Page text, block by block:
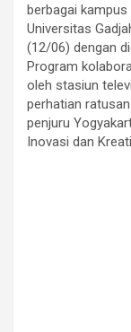
berbagai
Universitas
(12/06) dengan
Program
oleh stasiun
perhatian
penjuru
Inovasi dan